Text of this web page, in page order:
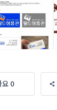
요 0